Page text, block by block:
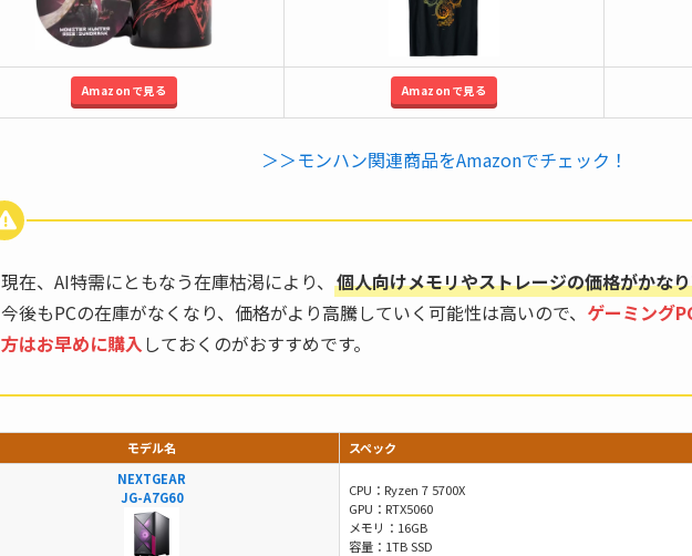
Amazonで見る Amazonで見る
＞＞モンハン関連商品をAmazonでチェック！
現在、AI特需にともなう在庫枯渇により、 個人向けメモリやストレージの価格がかな
今後もPCの在庫がなくなり、価格がより高騰していく可能性は高いので、 ゲーミング
方はお早めに購入しておくのがおすすめです。
モデル名
スペック
NEXTGEAR
JG-A7G60
CPU：Ryzen 7 5700X
GPU：RTX5060
メモリ：16GB
容量：1TB SSD